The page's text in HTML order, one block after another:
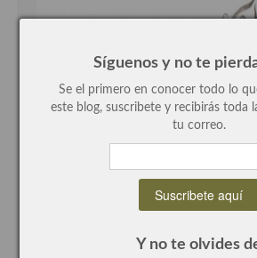
Cocina Brasileña
Cocina colombiana
Cocina Venezolana
Cocina de Estados Unidos
Soy Concha Bernad periodista, autora y
todos los rincones del mundo e
Síguenos y no te
Se el primero en conocer todo lo
este blog, suscribete y recibirás toda
tu correo.
Y no te olvides